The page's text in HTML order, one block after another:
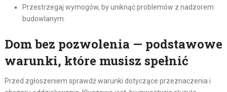
Przestrzegaj wymogów, by uniknąć problemów z nadzorem
budowlanym.
Dom bez pozwolenia — podstawowe
warunki, które musisz spełnić
Przed zgłoszeniem sprawdź warunki dotyczące przeznaczenia i